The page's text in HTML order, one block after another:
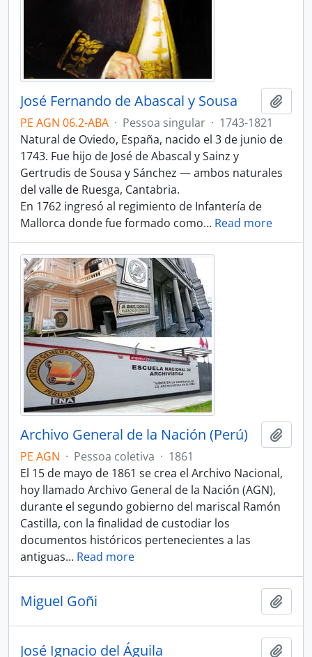
José Fernando de Abascal y Sousa
PE AGN 06.2-ABA · Pessoa singular · 1743-1821
Natural de Oviedo, España, nacido el 3 de junio de
1743. Fue hijo de José de Abascal y Sainz y
Gertrudis de Sousa y Sánchez — ambos naturales
del valle de Ruesga, Cantabria.
En 1762 ingresó al regimiento de Infantería de
Mallorca donde fue formado como… Read more
Archivo General de la Nación (Perú)
PE AGN · Pessoa coletiva · 1861
El 15 de mayo de 1861 se crea el Archivo Nacional,
hoy llamado Archivo General de la Nación (AGN),
durante el segundo gobierno del mariscal Ramón
Castilla, con la finalidad de custodiar los
documentos históricos pertenecientes a las
antiguas… Read more
Miguel Goñi
José Ignacio del Águila